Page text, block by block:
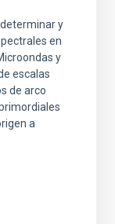
y
en
y
escalas
de arco
a